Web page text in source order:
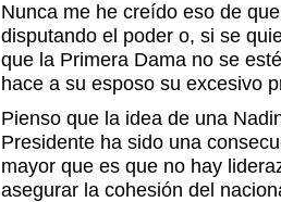
Nunca me he creído eso de
disputando el poder o, si se
que la Primera Dama no se
hace a su esposo su excesivo
Pienso que la idea de una
Presidente ha sido una
mayor que es que no hay
asegurar la cohesión del